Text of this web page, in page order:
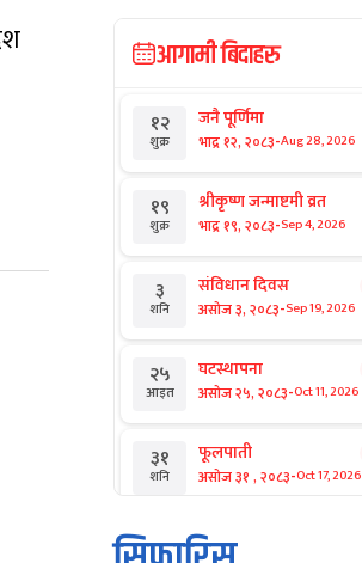
आगामी बिदाहरु
१२
शुक्र
जनै पूर्णिमा
भाद्र १२, २०८३-Aug 28, 2026
१९
शुक्र
श्रीकृष्ण जन्माष्टमी व्रत
भाद्र १९, २०८३-Sep 4, 2026
३
शनि
संविधान दिवस
असोज ३, २०८३-Sep 19, 2026
२५
आइत
घटस्थापना
असोज २५, २०८३-Oct 11, 2026
३१
शनि
फूलपाती
असोज ३१ , २०८३-Oct 17, 2026
१ कार्तिक सङ्क्रान्ति